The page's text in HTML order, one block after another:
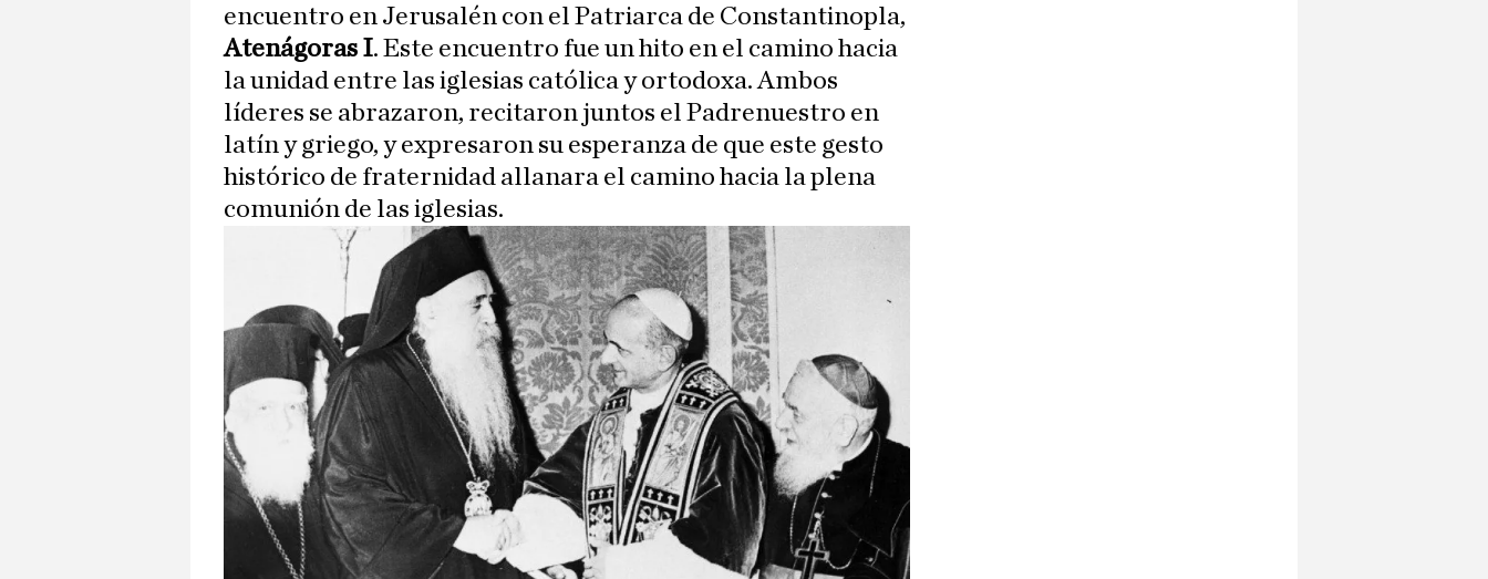
encuentro en Jerusalén con el Patriarca de Constantinopla,
Atenágoras I. Este encuentro fue un hito en el camino hacia
la unidad entre las iglesias católica y ortodoxa. Ambos
líderes se abrazaron, recitaron juntos el Padrenuestro en
latín y griego, y expresaron su esperanza de que este gesto
histórico de fraternidad allanara el camino hacia la plena
comunión de las iglesias.